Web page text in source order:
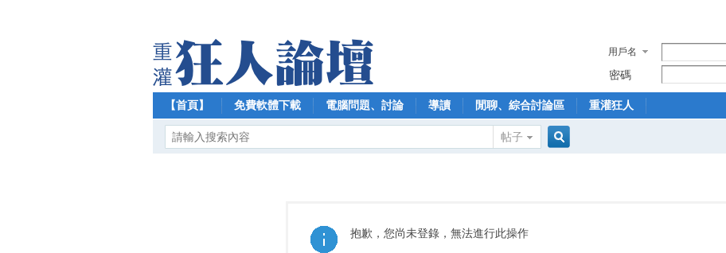
用戶名
密碼
【首頁】 免費軟體下載 電腦問題、討論 導讀 閒聊、綜合討論區 重灌狂人
帖子
抱歉，您尚未登錄，無法進行此操作